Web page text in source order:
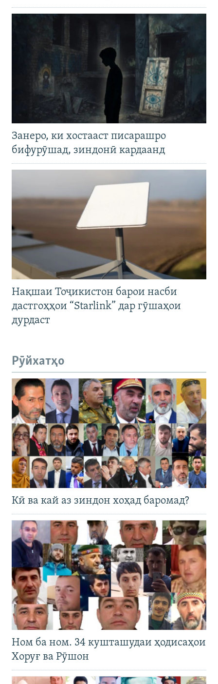
Занеро, ки хостааст писарашро
бифурӯшад, зиндонӣ кардаанд
Нақшаи Тоҷикистон барои насби
дастгоҳҳои “Starlink” дар гӯшаҳои
дурдаст
Рӯйхатҳо
Кӣ ва кай аз зиндон хоҳад баромад?
Ном ба ном. 34 кушташудаи ҳодисаҳои
Хоруғ ва Рӯшон